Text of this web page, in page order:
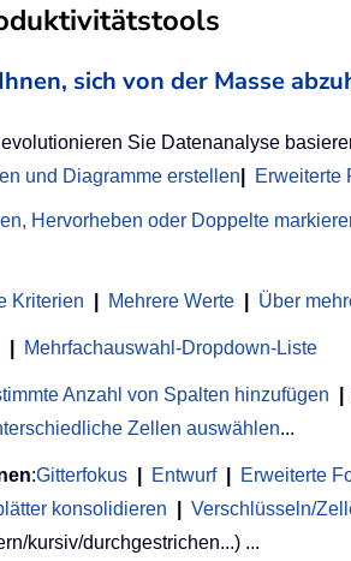
sich von der Masse
Sie Datenanalyse
und Diagramme erstellen Erweiterte
Hervorheben oder Doppelte
Kriterien Mehrere Werte Über
Mehrfachauswahl-Dropdown-Liste
Anzahl von Spalten hinzufügen
Zellen auswählen...
:Gitterfokus Entwurf Erweiterte
konsolidieren Verschlüsseln/
kursiv/durchgestrichen...) ...